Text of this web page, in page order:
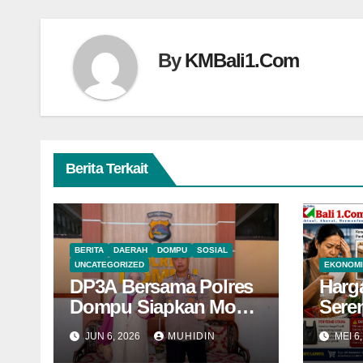
ByKMBali1.Com
Berita Terkait
BERITA DAERAH DOMPU
SOSIAL
UNCATEGORIZED
DP3A Bersama Polres
Dompu Siapkan MoA
Perlindungan
Perempuan dan Anak
JUN 6, 2026 MUHIDIN
EKONOMI
MEI